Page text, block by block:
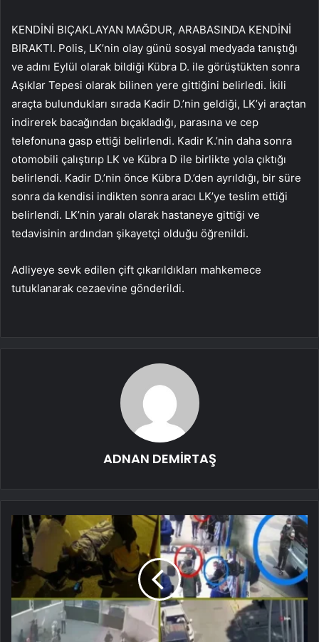
KENDİNİ BIÇAKLAYAN MAĞDUR, ARABASINDA KENDİNİ
BIRAKTI. Polis, LK’nin olay günü sosyal medyada tanıştığı
ve adını Eylül olarak bildiği Kübra D. ile görüştükten sonra
Aşıklar Tepesi olarak bilinen yere gittiğini belirledi. İkili
araçta bulundukları sırada Kadir D.’nin geldiği, LK’yi araçtan
indirerek bacağından bıçakladığı, parasına ve cep
telefonuna gasp ettiği belirlendi. Kadir K.’nin daha sonra
otomobili çalıştırıp LK ve Kübra D ile birlikte yola çıktığı
belirlendi. Kadir D.’nin önce Kübra D.’den ayrıldığı, bir süre
sonra da kendisi indikten sonra aracı LK’ye teslim ettiği
belirlendi. LK’nin yaralı olarak hastaneye gittiği ve
tedavisinin ardından şikayetçi olduğu öğrenildi.
Adliyeye sevk edilen çift çıkarıldıkları mahkemece
tutuklanarak cezaevine gönderildi.
ADNAN DEMİRTAŞ